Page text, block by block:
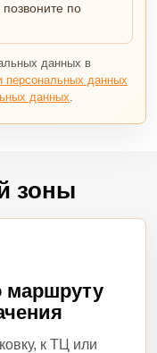
по
данных в
персональных данных
данных.
зоны
маршруту
к ТЦ или